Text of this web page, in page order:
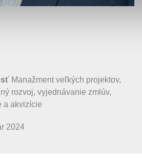
Manažment veľkých projektov,
rozvoj, vyjednávanie zmlúv,
a akvizície
2024